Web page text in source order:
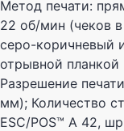
Метод печати:
22 об/мин (чеков
серо-коричневый
отрывной
Разрешение
мм); Количество
ESC/POS™ A 42,